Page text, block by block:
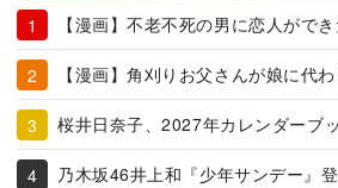
【漫画】不老不死の男に恋人がで
【漫画】角刈りお父さんが娘に代
桜井日奈子、2027年カレンダーブ
乃木坂46井上和『少年サンデー』